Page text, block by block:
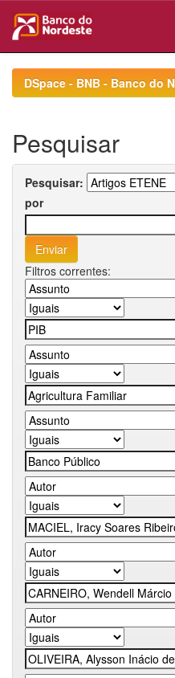
navigationDSpace - BNB - Banco do
Pesquisar
Pesquisar:
por
Filtros correntes: